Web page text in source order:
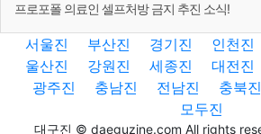
프로포폴 의료인 셀프처방 금지 추진 소식!
서울진 부산진 경기진 인천진
울산진
강원진 세종진 대전진
광주진
충남진 전남진 충북진
모두진
대구진 © daeguzine.com All rights